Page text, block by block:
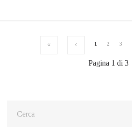
1 2 3
Pagina 1 di 3